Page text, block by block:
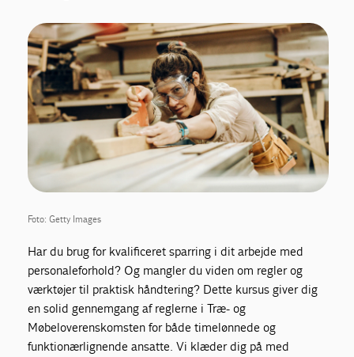
Foto: Getty Images
Har du brug for kvalificeret sparring i dit arbejde med
personaleforhold? Og mangler du viden om regler og
værktøjer til praktisk håndtering? Dette kursus giver dig
en solid gennemgang af reglerne i Træ- og
Møbeloverenskomsten for både timelønnede og
funktionærlignende ansatte. Vi klæder dig på med